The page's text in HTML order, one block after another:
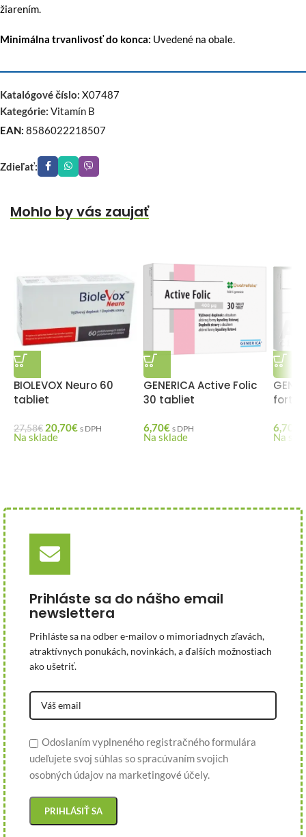
žiarením.
Minimálna trvanlivosť do konca: Uvedené na obale.
Katalógové číslo: X07487
Kategórie: Vitamín B
EAN: 8586022218507
Zdieľať:
Mohlo by vás zaujať
BIOLEVOX Neuro 60
tabliet
27,58€ 20,70€ s DPH
Na sklade
GENERICA Active Folic
30 tabliet
6,70€ s DPH
Na sklade
forte
6,70
Na
Prihláste sa do nášho email
newslettera
Prihláste sa na odber e-mailov o mimoriadnych zľavách,
atraktívnych ponukách, novinkách, a ďalších možnostiach
ako ušetriť.
Odoslaním vyplneného registračného formulára
udeľujete svoj súhlas so spracúvaním svojich
osobných údajov na marketingové účely.